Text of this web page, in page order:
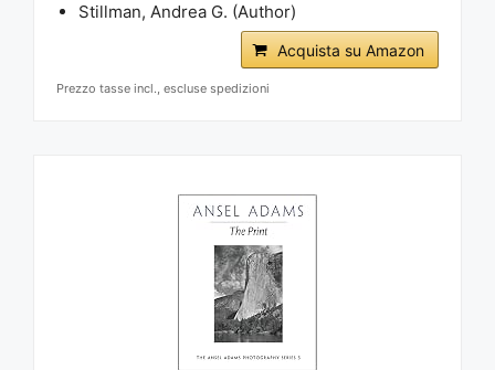
Stillman, Andrea G. (Author)
Acquista su Amazon
Prezzo tasse incl., escluse spedizioni